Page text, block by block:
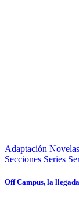
Adaptación Novelas
Secciones Series
Off Campus, la